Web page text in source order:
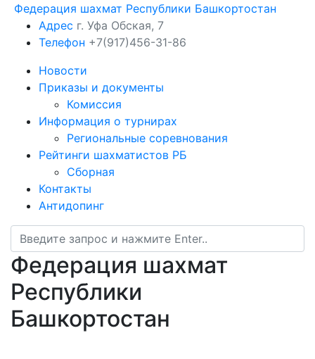
Федерация шахмат Республики Башкортостан
Адрес г. Уфа Обская, 7
Телефон +7(917)456-31-86
Новости
Приказы и документы
Комиссия
Информация о турнирах
Региональные соревнования
Рейтинги шахматистов РБ
Сборная
Контакты
Антидопинг
Федерация шахмат
Республики
Башкортостан